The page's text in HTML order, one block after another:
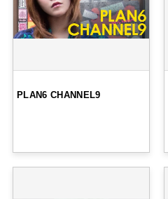
PLAN6 CHANNEL9